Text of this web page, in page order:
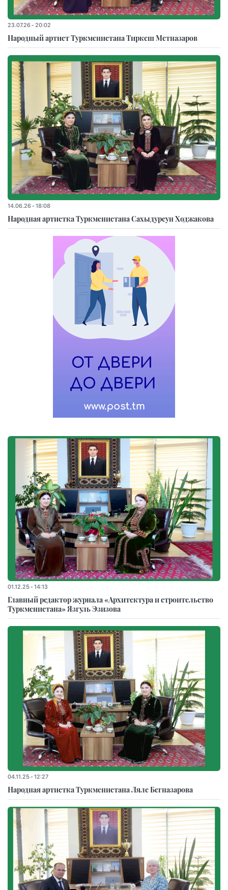
23.07.26 - 20:02
Народный артист Туркменистана Тиркеш Мeтназаров
14.06.26 - 18:08
Народная артистка Туркменистана Сахыдурсун Ходжакова
01.12.25 - 14:13
Главный редактор журнала «Архитектура и строительство
Туркменистана» Язгуль Эзизова
04.11.25 - 12:27
Народная артистка Туркменистана Ляле Бегназарова